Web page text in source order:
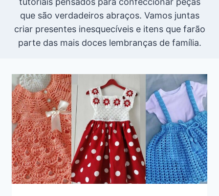
que são verdadeiros abraços. Vamos juntas
criar presentes inesquecíveis e itens que farão
parte das mais doces lembranças de família.